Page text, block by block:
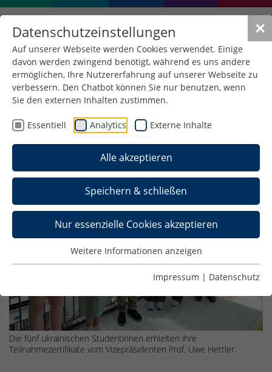
✕
Datenschutzeinstellungen
Auf unserer Webseite werden Cookies verwendet. Einige
davon werden zwingend benötigt, während es uns andere
ermöglichen, Ihre Nutzererfahrung auf unserer Webseite zu
verbessern. Den Chatbot können Sie nur benutzen, wenn
Sie den externen Inhalten zustimmen.
Essentiell Analytics Externe Inhalte
Alle akzeptieren
Speichern & schließen
Nur essenzielle Cookies akzeptieren
Weitere Informationen anzeigen
Impressum | Datenschutz
Projekt "Zukunft Ukraine"
erfolgreich beendet
03. Juli 2025/Allgemein , Pressemeldungen
Die fünf ukrainischen Studentinnen erhielten ihre
Teilnahmezertifikate vom Vizepräsidenten Prof. Uwe Hettler.